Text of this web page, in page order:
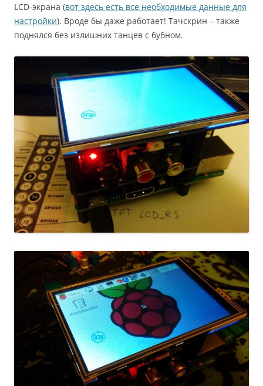
LCD-экрана (вот здесь есть все необходимые данные для
настройки). Вроде бы даже работает! Тачскрин – также
поднялся без излишних танцев с бубном.